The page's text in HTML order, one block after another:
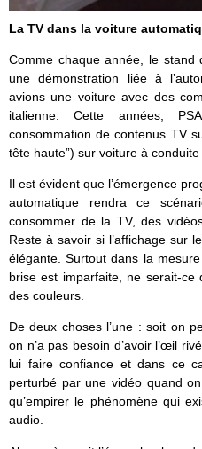
La TV dans la voiture
Comme chaque année, le stand
une démonstration liée à
avions une voiture avec des
italienne. Cette années,
consommation de contenus TV
tête haute”) sur voiture à
Il est évident que l’émergence
automatique rendra ce
consommer de la TV, des
Reste à savoir si l’affichage sur
élégante. Surtout dans la
brise est imparfaite, ne serait-ce
des couleurs.
De deux choses l’une : soit on
on n’a pas besoin d’avoir l’œil
lui faire confiance et dans ce
perturbé par une vidéo quand
qu’empirer le phénomène qui
audio.